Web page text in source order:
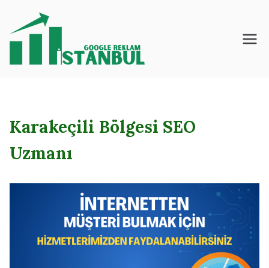
İstanbul – Google
Karakeçili Bölgesi SEO
Uzmanı